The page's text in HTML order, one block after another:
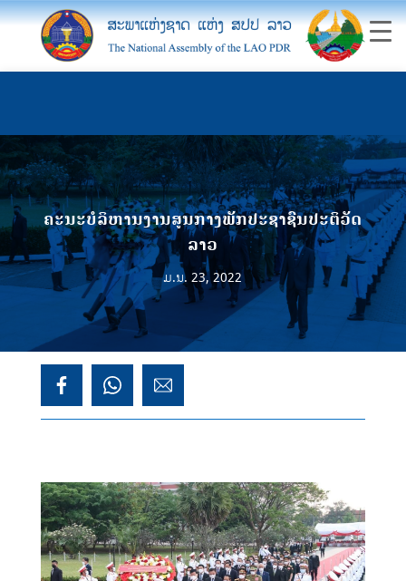
ຄະນະບໍລິຫານງານສູນກາງພັກປະຊາຊົນປະຕິວັດ
ລາວ
ມ.ນ. 23, 2022